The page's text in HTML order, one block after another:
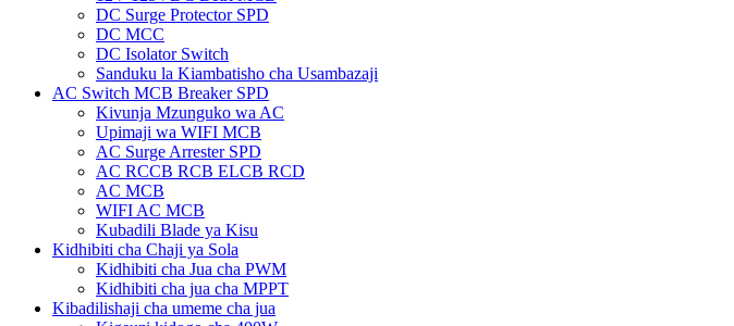
DC Surge Protector SPD
DC MCC
DC Isolator Switch
Sanduku la Kiambatisho cha Usambazaji
AC Switch MCB Breaker SPD
Kivunja Mzunguko wa AC
Upimaji wa WIFI MCB
AC Surge Arrester SPD
AC RCCB RCB ELCB RCD
AC MCB
WIFI AC MCB
Kubadili Blade ya Kisu
Kidhibiti cha Chaji ya Sola
Kidhibiti cha Jua cha PWM
Kidhibiti cha jua cha MPPT
Kibadilishaji cha umeme cha jua